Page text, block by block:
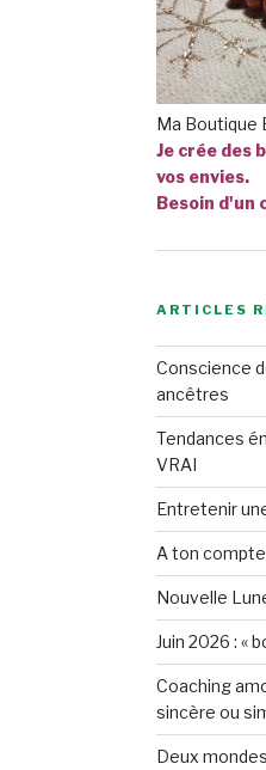
Ma Boutique
Je crée des
vos envies.
Besoin d'un
ARTICLES
Conscience
ancêtres
Tendances
VRAI
Entretenir
A ton compte
Nouvelle
Juin 2026 : «
Coaching
sincère ou
Deux